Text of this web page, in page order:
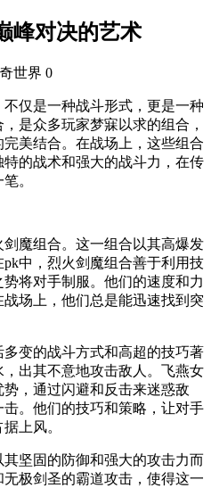
峰对决的艺术
世界 0
仅是一种战斗形式，更是一种
是众多玩家梦寐以求的组合，
美结合。在战场上，这些组合
的战术和强大的战斗力，在传
。
魔组合。这一组合以其高爆发
中，烈火剑魔组合善于利用技
将对手制服。他们的速度和力
场上，他们总是能迅速找到突
变的战斗方式和高超的技巧著
出其不意地攻击敌人。飞燕女
，通过闪避和反击来迷惑敌
。他们的技巧和策略，让对手
上风。
坚固的防御和强大的攻击力而
极剑圣的霸道攻击，使得这一